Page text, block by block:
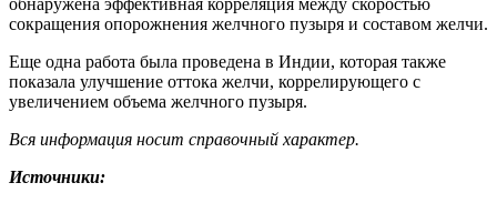
сокращения опорожнения желчного пузыря и составом желчи.
Еще одна работа была проведена в Индии, которая также
показала улучшение оттока желчи, коррелирующего с
увеличением объема желчного пузыря.
Вся информация носит справочный характер.
Источники: